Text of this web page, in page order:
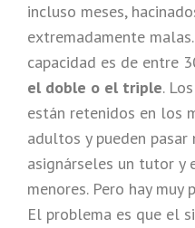
incluso meses,
extremadamente
capacidad es de entre
el doble o el triple.
están retenidos en los
adultos y pueden
asignárseles un tutor y
menores. Pero hay muy
El problema es que el